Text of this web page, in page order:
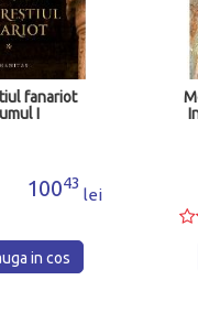
Romaneasca.
Viena si Paris,
79 lei
in cos